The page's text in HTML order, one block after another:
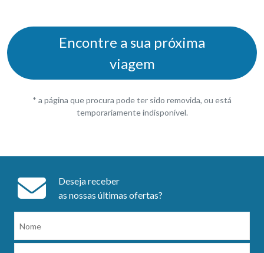
Encontre a sua próxima
viagem
* a página que procura pode ter sido removida, ou está
temporariamente indisponível.
Deseja receber
as nossas últimas ofertas?